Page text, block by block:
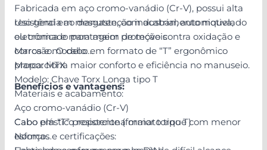
Fabricada em aço cromo-vanádio (Cr-V), possui alta
resistência ao desgaste, com acabamento niquelado
ou cromado para maior proteção contra oxidação e
corrosão. O cabo em formato de “T” ergonômico
proporciona maior conforto e eficiência no manuseio.
Uso geral em manutenção industrial, automotiva,
eletrônica e montagem de móveis
Marca e modelo:
Marca: MTX
Modelo: Chave Torx Longa tipo T
Materiais e acabamento:
Aço cromo-vanádio (Cr-V)
Cabo plástico resistente (formato tipo T)
Normas e certificações:
Benefícios e vantagens:
Cabo em “T” proporciona maior torque com menor
esforço